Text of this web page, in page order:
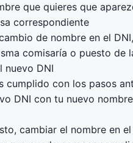
que quieres que
correspondiente
de nombre en el
comisaría o puesto
nuevo DNI
cumplido con los pasos
DNI con tu nuevo
cambiar el nombre en